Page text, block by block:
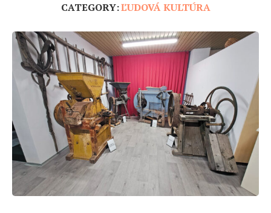
CATEGORY:ĽUDOVÁ KULTÚRA